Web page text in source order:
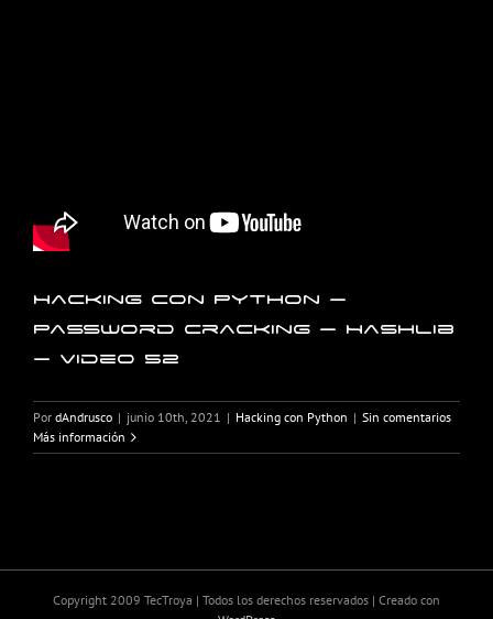
Hacking con Python –
Password Cracking – Hashlib
– Video 52
Por dAndrusco | junio 10th, 2021 | Hacking con Python | Sin comentarios
Más información
Copyright 2009 TecTroya | Todos los derechos reservados | Creado con